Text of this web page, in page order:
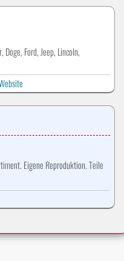
Ford, Jeep, Lincoln,
Eigene Reproduktion. Teile